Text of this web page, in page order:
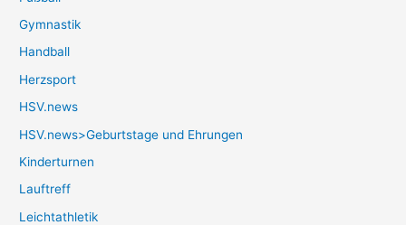
Gymnastik
Handball
Herzsport
HSV.news
HSV.news>Geburtstage und Ehrungen
Kinderturnen
Lauftreff
Leichtathletik